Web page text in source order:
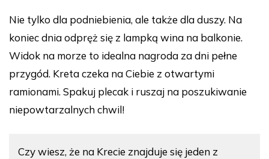
Nie tylko dla podniebienia, ale także dla duszy. Na
koniec dnia odpręż się z lampką wina na balkonie.
Widok na morze to idealna nagroda za dni pełne
przygód. Kreta czeka na Ciebie z otwartymi
ramionami. Spakuj plecak i ruszaj na poszukiwanie
niepowtarzalnych chwil!
Czy wiesz, że na Krecie znajduje się jeden z